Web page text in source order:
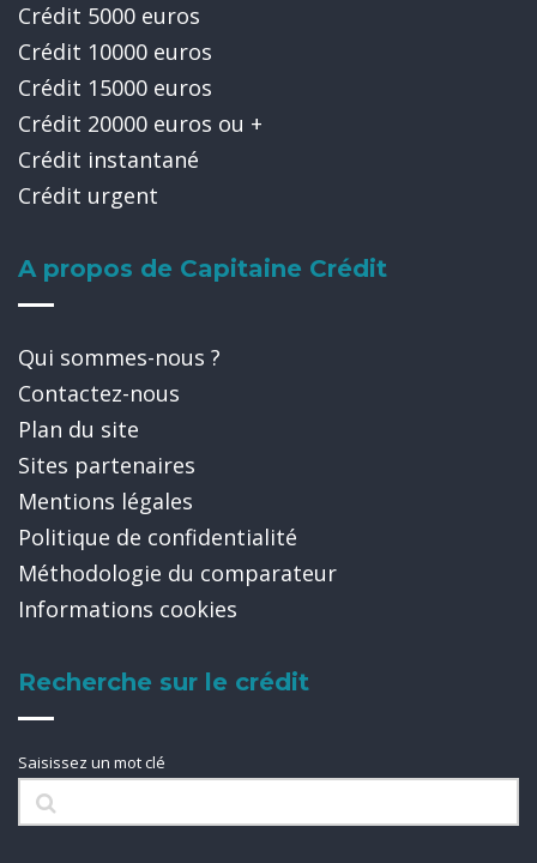
Crédit 5000 euros
Crédit 10000 euros
Crédit 15000 euros
Crédit 20000 euros ou +
Crédit instantané
Crédit urgent
A propos de Capitaine Crédit
Qui sommes-nous ?
Contactez-nous
Plan du site
Sites partenaires
Mentions légales
Politique de confidentialité
Méthodologie du comparateur
Informations cookies
Recherche sur le crédit
Saisissez un mot clé